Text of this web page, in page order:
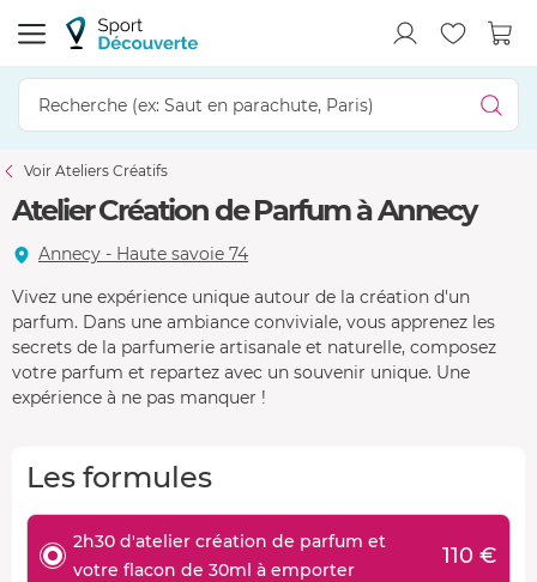
Voir Ateliers Créatifs
Atelier Création de Parfum à Annecy
Annecy - Haute savoie 74
Vivez une expérience unique autour de la création d'un
parfum. Dans une ambiance conviviale, vous apprenez les
secrets de la parfumerie artisanale et naturelle, composez
votre parfum et repartez avec un souvenir unique. Une
expérience à ne pas manquer !
Les formules
2h30 d'atelier création de parfum et
votre flacon de 30ml à emporter
110 €